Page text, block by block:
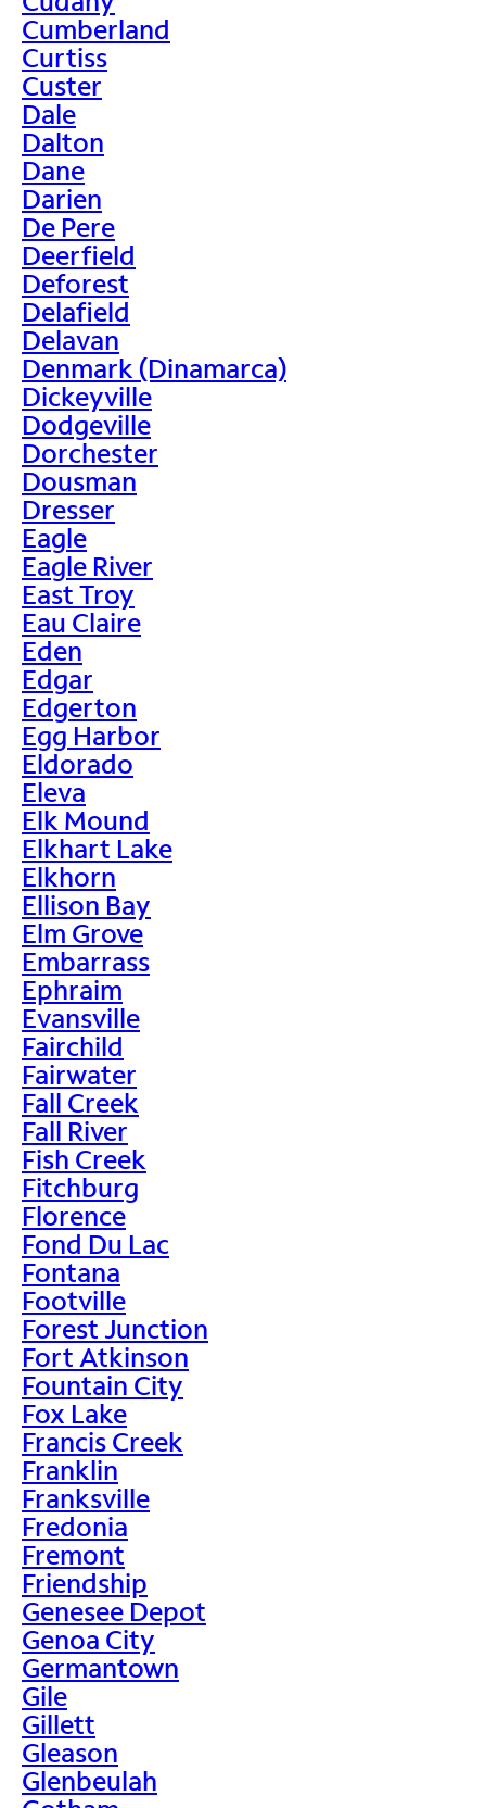
Cumberland
Curtiss
Custer
Dale
Dalton
Dane
Darien
De Pere
Deerfield
Deforest
Delafield
Delavan
Denmark (Dinamarca)
Dickeyville
Dodgeville
Dorchester
Dousman
Dresser
Eagle
Eagle River
East Troy
Eau Claire
Eden
Edgar
Edgerton
Egg Harbor
Eldorado
Eleva
Elk Mound
Elkhart Lake
Elkhorn
Ellison Bay
Elm Grove
Embarrass
Ephraim
Evansville
Fairchild
Fairwater
Fall Creek
Fall River
Fish Creek
Fitchburg
Florence
Fond Du Lac
Fontana
Footville
Forest Junction
Fort Atkinson
Fountain City
Fox Lake
Francis Creek
Franklin
Franksville
Fredonia
Fremont
Friendship
Genesee Depot
Genoa City
Germantown
Gile
Gillett
Gleason
Glenbeulah